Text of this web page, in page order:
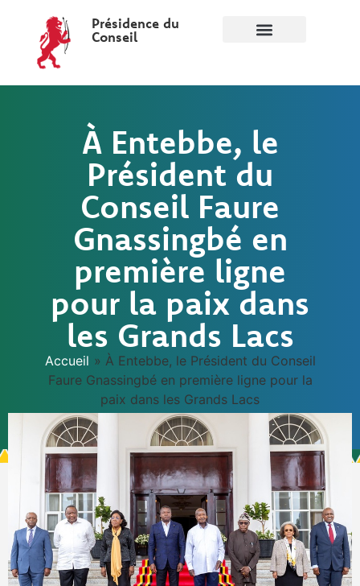
Présidence du
Conseil
À Entebbe, le
Président du
Conseil Faure
Gnassingbé en
première ligne
pour la paix dans
les Grands Lacs
Accueil » À Entebbe, le Président du Conseil
Faure Gnassingbé en première ligne pour la
paix dans les Grands Lacs